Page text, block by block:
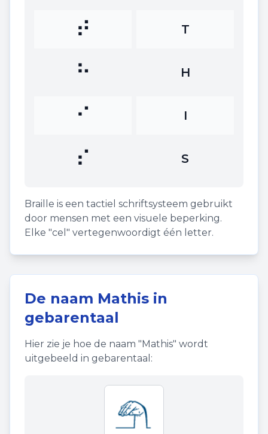
⠞ T
⠓ H
⠊ I
⠎ S
Braille is een tactiel schriftsysteem gebruikt
door mensen met een visuele beperking.
Elke "cel" vertegenwoordigt één letter.
De naam Mathis in
gebarentaal
Hier zie je hoe de naam "Mathis" wordt
uitgebeeld in gebarentaal: